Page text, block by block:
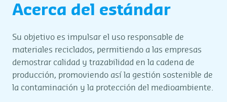
Acerca del estándar
Su objetivo es impulsar el uso responsable de
materiales reciclados, permitiendo a las empresas
demostrar calidad y trazabilidad en la cadena de
producción, promoviendo así la gestión sostenible de
la contaminación y la protección del medioambiente.